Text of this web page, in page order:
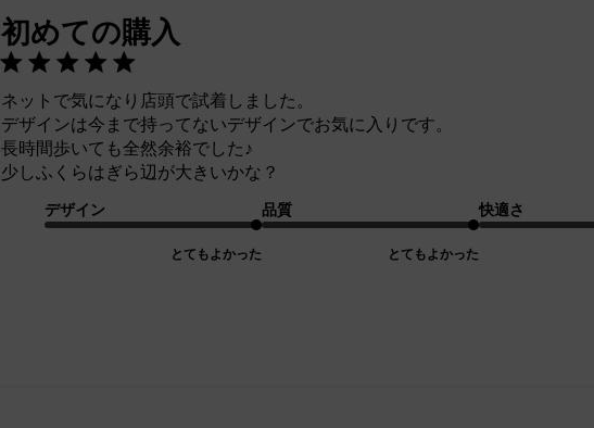
初めての購入
ネットで気になり店頭で試着しました。
デザインは今まで持ってないデザインでお気に入りです。
長時間歩いても全然余裕でした♪
少しふくらはぎら辺が大きいかな？
デザイン
とてもよかった
品質
とてもよかった
快適さ